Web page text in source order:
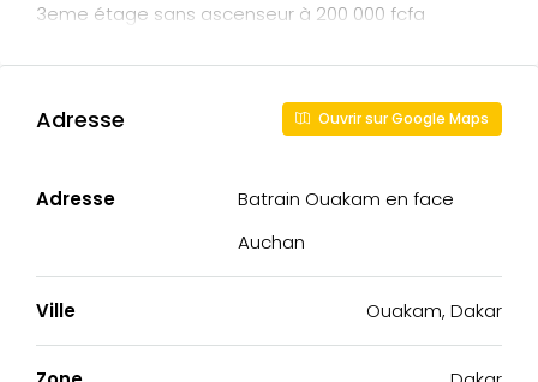
3eme étage sans ascenseur à 200 000 fcfa
Adresse Ouvrir sur Google Maps
Adresse
Batrain Ouakam en face
Auchan
Ville Ouakam, Dakar